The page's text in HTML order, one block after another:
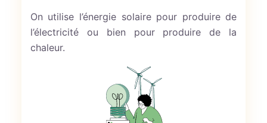
On utilise l’énergie solaire pour produire de
l’électricité ou bien pour produire de la
chaleur.